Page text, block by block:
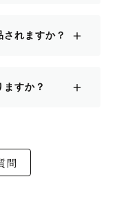
れますか？ ＋
すか？ ＋
問